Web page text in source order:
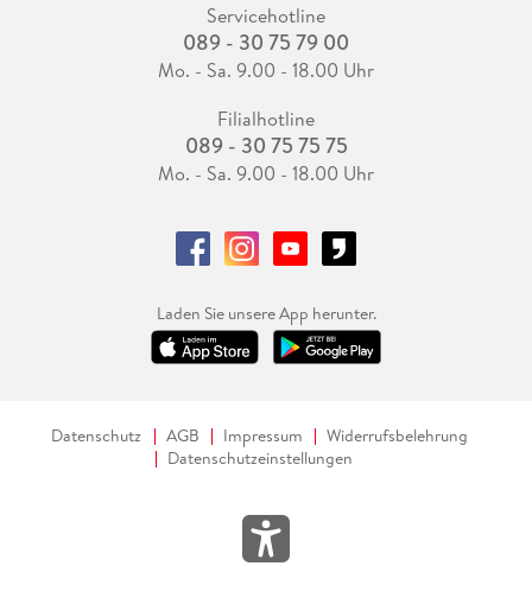
Servicehotline
089 - 30 75 79 00
Mo. - Sa. 9.00 - 18.00 Uhr
Filialhotline
089 - 30 75 75 75
Mo. - Sa. 9.00 - 18.00 Uhr
Laden Sie unsere App herunter.
Datenschutz AGB Impressum
Widerrufsbelehrung
Datenschutzeinstellungen